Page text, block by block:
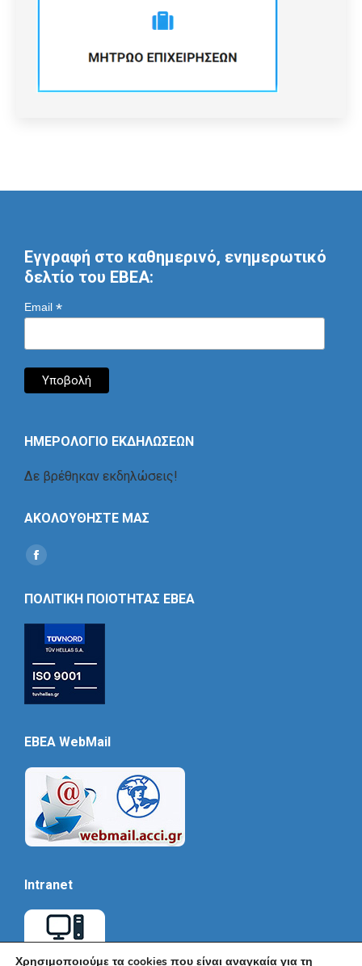
Εγγραφή στο καθημερινό, ενημερωτικό
δελτίο του ΕΒΕΑ:
Email *
ΗΜΕΡΟΛΟΓΙΟ ΕΚΔΗΛΩΣΕΩΝ
Δε βρέθηκαν εκδηλώσεις!
ΑΚΟΛΟΥΘΗΣΤΕ ΜΑΣ
Find us on:
Social
ΠΟΛΙΤΙΚΗ ΠΟΙΟΤΗΤΑΣ ΕΒΕΑ
EBEA WebMail
Intranet
Χρησιμοποιούμε τα cookies που είναι αναγκαία για τη